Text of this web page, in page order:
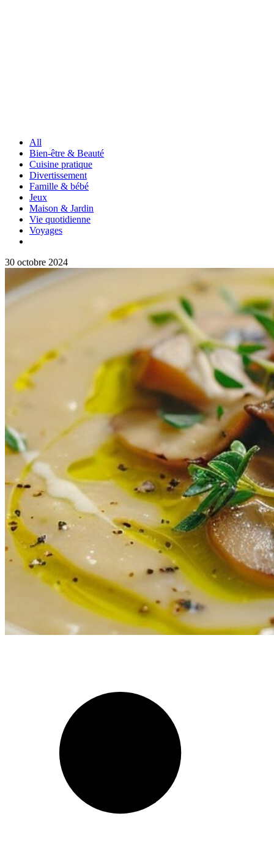
All
Bien-être & Beauté
Cuisine pratique
Divertissement
Famille & bébé
Jeux
Maison & Jardin
Vie quotidienne
Voyages
30 octobre 2024